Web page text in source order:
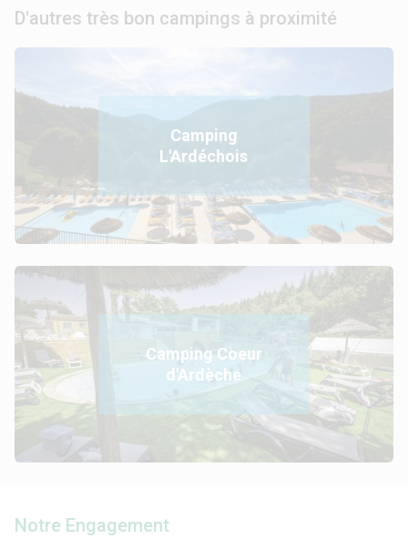
D'autres très bon campings à proximité
Camping
L'Ardéchois
Camping Coeur
d'Ardèche
Notre Engagement